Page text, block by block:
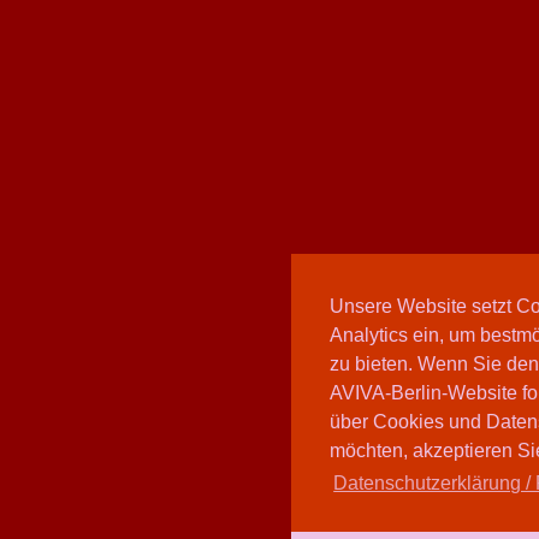
Unsere Website setzt
Analytics ein, um
zu bieten. Wenn Sie
AVIVA-Berlin-Website
über Cookies und
möchten, akzeptieren
Datenschutzerklärung /